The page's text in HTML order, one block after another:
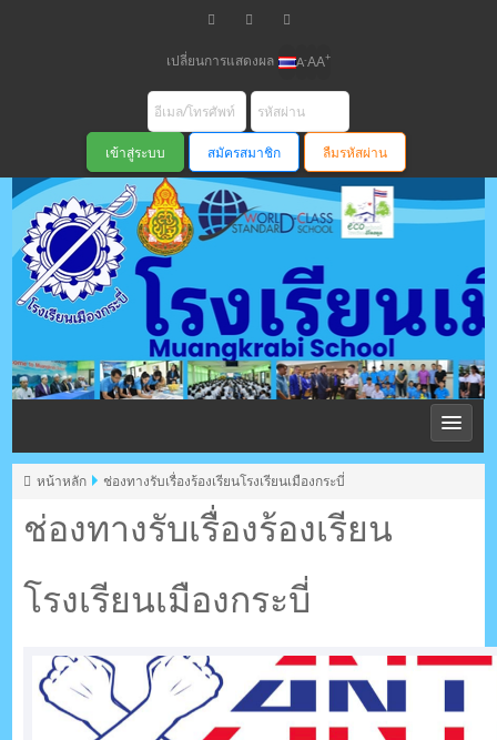
เปลี่ยนการแสดงผล A-AA+
สมัครสมาชิก ลืมรหัสผ่าน
โรงเรียนเมือง
กระบี่ สพม
ตรัง กระบี่
ระบบบริหารจัดการเว็บไซต์ (CMS) ด้วย Ajax โดยคนไทย
ช่องทางรับเรื่องร้องเรียน
โรงเรียนเมืองกระบี่
หน้าหลัก ช่องทางรับเรื่องร้องเรียนโรงเรียนเมืองกระบี่